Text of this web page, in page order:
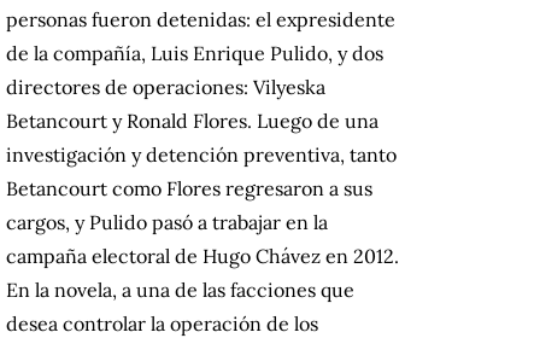
personas fueron detenidas: el expresidente
de la compañía, Luis Enrique Pulido, y dos
directores de operaciones: Vilyeska
Betancourt y Ronald Flores. Luego de una
investigación y detención preventiva, tanto
Betancourt como Flores regresaron a sus
cargos, y Pulido pasó a trabajar en la
campaña electoral de Hugo Chávez en 2012.
En la novela, a una de las facciones que
desea controlar la operación de los